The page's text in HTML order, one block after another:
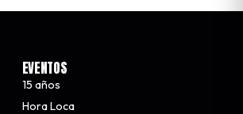
EVENTOS
15 años
Hora Loca